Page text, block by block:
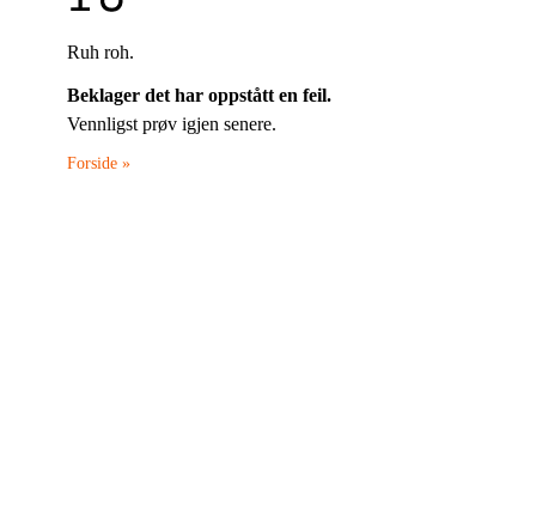
Ruh roh.
Beklager det har oppstått en feil.
Vennligst prøv igjen senere.
Forside »